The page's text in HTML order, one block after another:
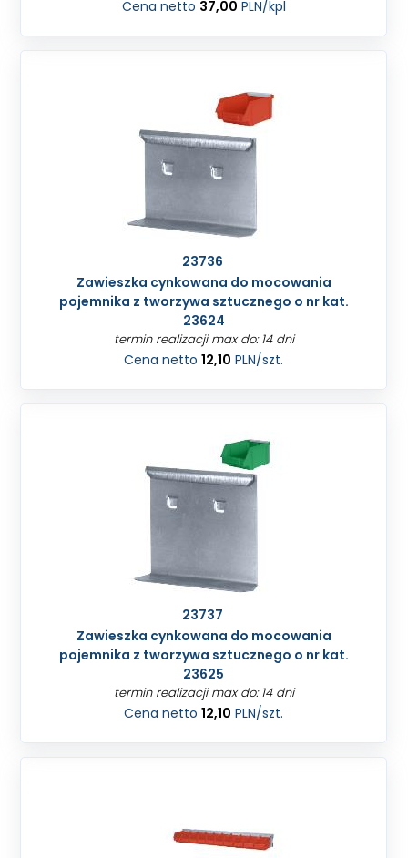
Cena netto 37,00 PLN/kpl
23736
Zawieszka cynkowana do mocowania
pojemnika z tworzywa sztucznego o nr kat.
23624
termin realizacji max do: 14 dni
Cena netto12,10 PLN/szt.
23737
Zawieszka cynkowana do mocowania
pojemnika z tworzywa sztucznego o nr kat.
23625
termin realizacji max do: 14 dni
Cena netto12,10 PLN/szt.